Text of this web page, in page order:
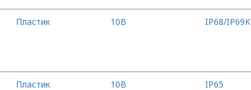
Пластик 10B IP68/IP69K
Пластик 10B IP65